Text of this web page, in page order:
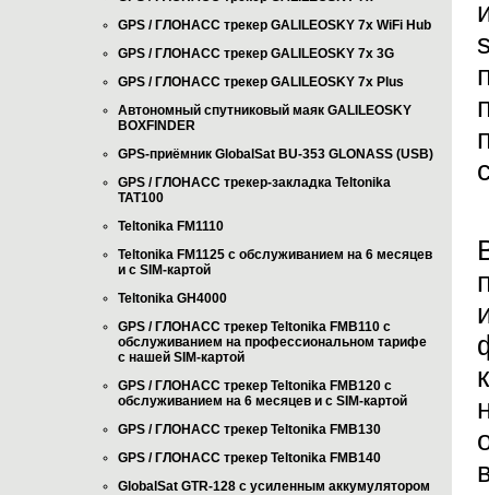
GPS / ГЛОНАСС трекер GALILEOSKY 7x WiFi Hub
GPS / ГЛОНАСС трекер GALILEOSKY 7x 3G
GPS / ГЛОНАСС трекер GALILEOSKY 7x Plus
Автономный спутниковый маяк GALILEOSKY
BOXFINDER
GPS-приёмник GlobalSat BU-353 GLONASS (USB)
GPS / ГЛОНАСС трекер-закладка Teltonika
TAT100
Teltonika FM1110
Teltonika FM1125 с обслуживанием на 6 месяцев
и с SIM-картой
Teltonika GH4000
GPS / ГЛОНАСС трекер Teltonika FMB110 с
обслуживанием на профессиональном тарифе
с нашей SIM-картой
GPS / ГЛОНАСС трекер Teltonika FMB120 с
обслуживанием на 6 месяцев и с SIM-картой
GPS / ГЛОНАСС трекер Teltonika FMB130
GPS / ГЛОНАСС трекер Teltonika FMB140
GlobalSat GTR-128 с усиленным аккумулятором